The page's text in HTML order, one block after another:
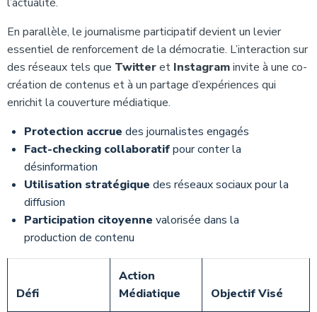
l’actualité.
En parallèle, le journalisme participatif devient un levier
essentiel de renforcement de la démocratie. L’interaction sur
des réseaux tels que Twitteret Instagraminvite à une co-
création de contenus et à un partage d’expériences qui
enrichit la couverture médiatique.
Protection accrue des journalistes engagés
Fact-checking collaboratifpour conter la
désinformation
Utilisation stratégique des réseaux sociaux pour la
diffusion
Participation citoyenne valorisée dans la
production de contenu
Défi
Action
Médiatique
Objectif Visé